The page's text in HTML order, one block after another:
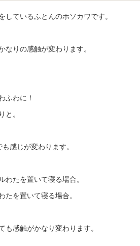
しているふとんのホソカワです。
りの感触が変わります。
ふわに！
。
感じが変わります。
わたを置いて寝る場合。
を置いて寝る場合。
も感触がかなり変わります。